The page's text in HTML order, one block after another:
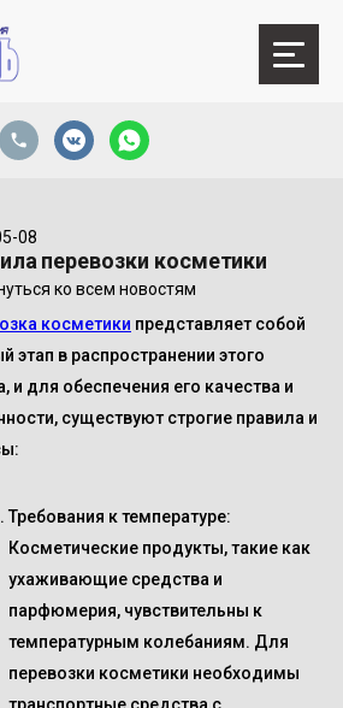
08
перевозки косметики
ко всем новостям
косметики представляет собой
этап в распространении этого
и для обеспечения его качества и
существуют строгие правила и
Требования к температуре:
Косметические продукты, такие как
ухаживающие средства и
парфюмерия, чувствительны к
температурным колебаниям. Для
перевозки косметики необходимы